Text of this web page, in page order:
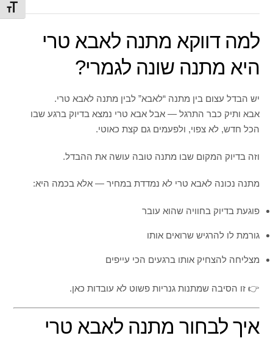
מתג
למה דווקא מתנה לאבא טרי
היא מתנה שונה לגמרי?
יש הבדל עצום בין מתנה “לאבא” לבין מתנה לאבא טרי.
אבא ותיק כבר התרגל — אבל אבא טרי נמצא בדיוק ברגע שבו
הכל חדש, לא צפוי, ולפעמים גם קצת כאוטי.
וזה בדיוק המקום שבו מתנה טובה עושה את ההבדל.
מתנה נכונה לאבא טרי לא נמדדת במחיר — אלא בכמה היא:
פוגעת בדיוק בחוויה שהוא עובר
גורמת לו להרגיש שרואים אותו
מצליחה להצחיק אותו ברגעים הכי עייפים
👉 זו הסיבה שמתנות גנריות פשוט לא עובדות כאן.
איך לבחור מתנה לאבא טרי